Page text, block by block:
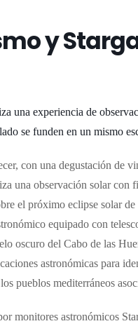
y
una experiencia de
se funden en un mismo
con una degustación de
una observación solar
el próximo eclipse solar de
equipado con
oscuro del Cabo de las
astronómicas para
pueblos mediterráneos
monitores astronómicos